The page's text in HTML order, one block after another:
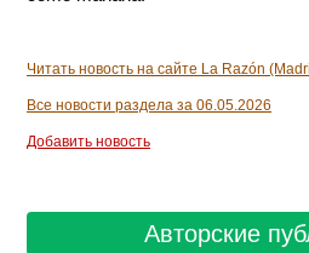
Читать новость на сайте La Razón
Все новости раздела за 06.05.2026
Добавить новость
Авторские